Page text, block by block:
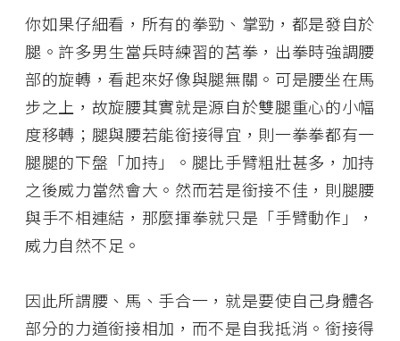
你如果仔細看，所有的拳勁、掌勁，都是發自於
腿。許多男生當兵時練習的莒拳，出拳時強調腰
部的旋轉，看起來好像與腿無關。可是腰坐在馬
步之上，故旋腰其實就是源自於雙腿重心的小幅
度移轉；腿與腰若能銜接得宜，則一拳拳都有一
腿腿的下盤「加持」。腿比手臂粗壯甚多，加持
之後威力當然會大。然而若是銜接不佳，則腿腰
與手不相連結，那麼揮拳就只是「手臂動作」，
威力自然不足。
因此所謂腰、馬、手合一，就是要使自己身體各
部分的力道銜接相加，而不是自我抵消。銜接得